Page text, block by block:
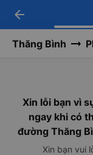
-
arrow_back
Thăng Bình
Xin lỗi bạn vì
ngay khi có
đường Thăng
Xin bạn vui